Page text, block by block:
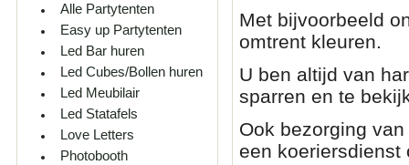
Alle Partytenten
Easy up Partytenten
Led Bar huren
Led Cubes/Bollen huren
Led Meubilair
Led Statafels
Love Letters
Photobooth
Met bijvoorbeeld
omtrent kleuren.
U ben altijd van
sparren en te
Ook bezorging
een